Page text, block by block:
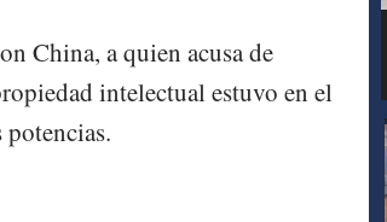
China, a quien acusa de
intelectual estuvo en el